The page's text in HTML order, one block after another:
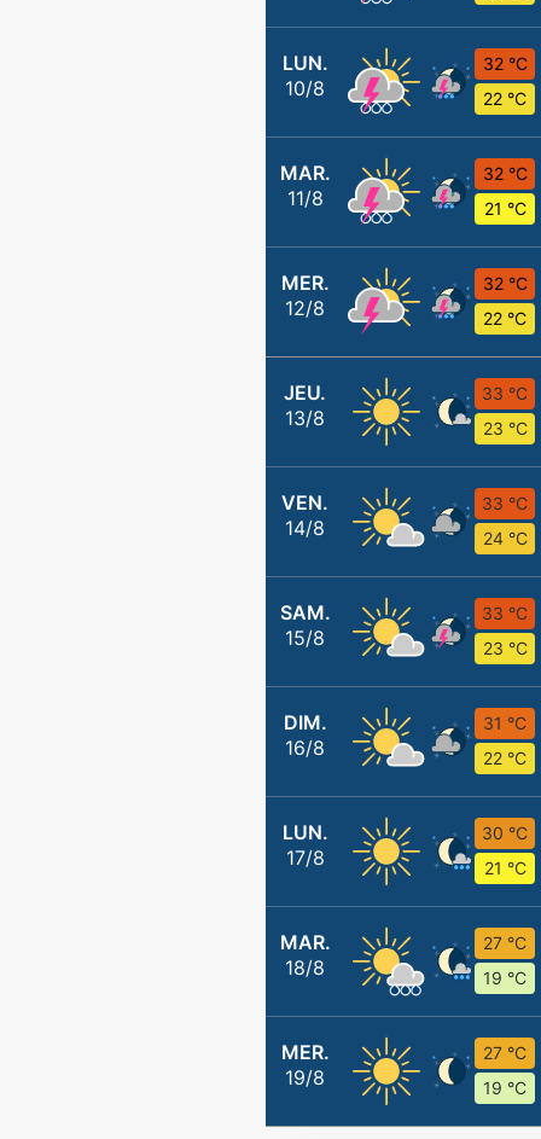
LUN.
10/8
32 °C
22 °C
MAR.
11/8
32 °C
21 °C
MER.
12/8
32 °C
22 °C
JEU.
13/8
33 °C
23 °C
VEN.
14/8
33 °C
24 °C
SAM.
15/8
33 °C
23 °C
DIM.
16/8
31 °C
22 °C
LUN.
17/8
30 °C
21 °C
MAR.
18/8
27 °C
19 °C
MER.
19/8
27 °C
19 °C